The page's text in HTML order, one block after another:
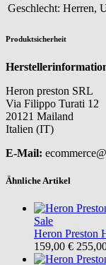
Geschlecht: Herren,
Produktsicherheit
Heron preston SRL
Via Filippo Turati 12
20121 Mailand
Italien (IT)
E-Mail:
Ähnliche Artikel
Sale
Heron Preston
159,00 €